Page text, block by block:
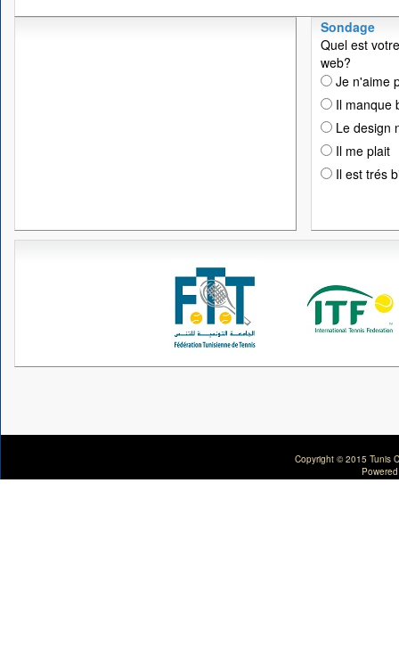
Sondage
Quel est
web?
Je n'aime
Il manque
Le design
Il me plait
Il est trés
Copyright © 2015 Tunis